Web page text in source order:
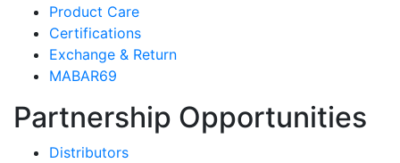
Product Care
Certifications
Exchange & Return
MABAR69
Partnership Opportunities
Distributors